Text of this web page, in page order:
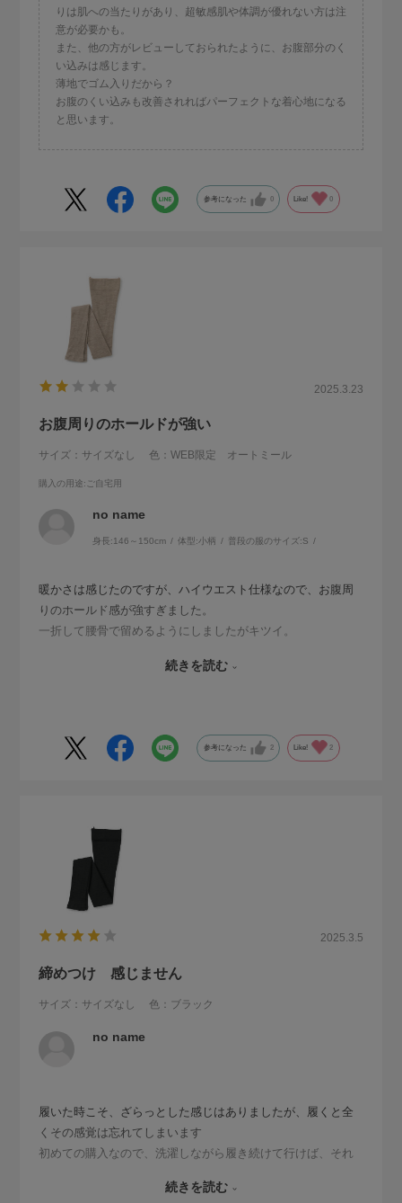
りは肌への当たりがあり、超敏感肌や体調が優れない方は注
意が必要かも。
また、他の方がレビューしておられたように、お腹部分のく
い込みは感じます。
薄地でゴム入りだから？
お腹のくい込みも改善されればパーフェクトな着心地になる
と思います。
参考になった 0 Like! 0
2025.3.23
お腹周りのホールドが強い
サイズ：サイズなし 色：WEB限定 オートミール
購入の用途:ご自宅用
no name
身長:146～150cm 体型:小柄 普段の服のサイズ:S
暖かさは感じたのですが、ハイウエスト仕様なので、お腹周
りのホールド感が強すぎました。
一折して腰骨で留めるようにしましたがキツイ。
試着不可でフリーサイズの商品だったので、私には長いだろ
続きを読む
参考になった 2 Like! 2
2025.3.5
締めつけ 感じません
サイズ：サイズなし 色：ブラック
no name
履いた時こそ、ざらっとした感じはありましたが、履くと全
くその感覚は忘れてしまいます
初めての購入なので、洗濯しながら履き続けて行けば、それ
締めつけのある物は、一切、受け付け出来ない私は、今のと
続きを読む